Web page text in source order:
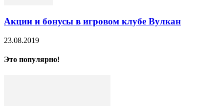
Акции и бонусы в игровом клубе Вулкан
23.08.2019
Это популярно!